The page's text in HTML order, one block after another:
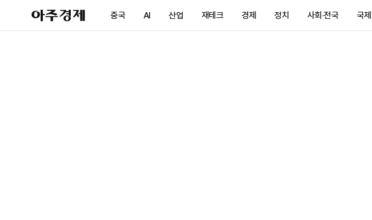
아
주
제
중국 AI 산업 재테크 경제 정치 사회·전국 국제